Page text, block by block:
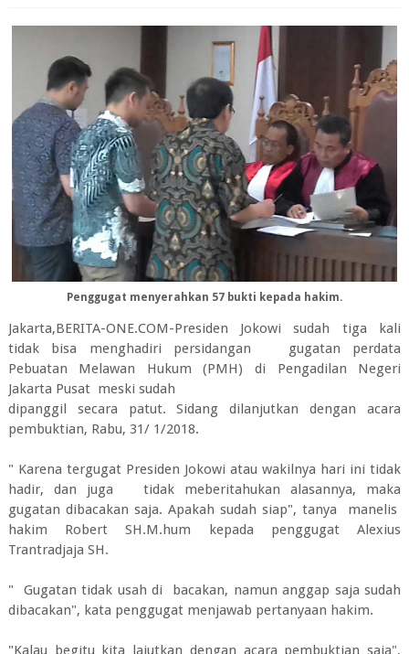
Penggugat menyerahkan 57 bukti kepada hakim.
Jakarta,BERITA-ONE.COM-Presiden Jokowi sudah tiga kali
tidak bisa menghadiri persidangan gugatan perdata
Pebuatan Melawan Hukum (PMH) di Pengadilan Negeri
Jakarta Pusat meski sudah
dipanggil secara patut. Sidang dilanjutkan dengan acara
pembuktian, Rabu, 31/ 1/2018.
" Karena tergugat Presiden Jokowi atau wakilnya hari ini tidak
hadir, dan juga tidak meberitahukan alasannya, maka
gugatan dibacakan saja. Apakah sudah siap", tanya manelis
hakim Robert SH.M.hum kepada penggugat Alexius
Trantradjaja SH.
" Gugatan tidak usah di bacakan, namun anggap saja sudah
dibacakan", kata penggugat menjawab pertanyaan hakim.
"Kalau begitu kita lajutkan dengan acara pembuktian saja",